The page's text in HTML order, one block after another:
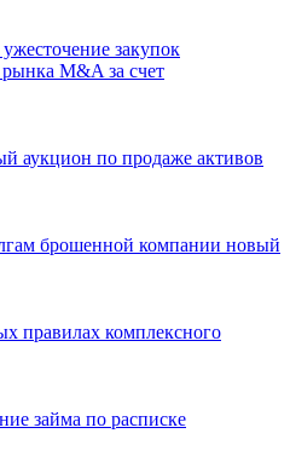
закупок
M&A за счет
аукцион по продаже активов
брошенной компании новый
правилах комплексного
займа по расписке